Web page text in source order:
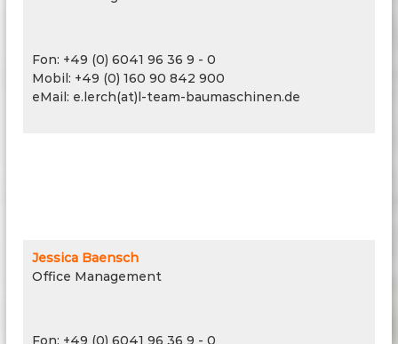
Fon: +49 (0) 6041 96 36 9 - 0
Mobil: +49 (0) 160 90 842 900
eMail: e.lerch(at)l-team-baumaschinen.de
Jessica Baensch
Office Management
Fon: +49 (0) 6041 96 36 9 - 0